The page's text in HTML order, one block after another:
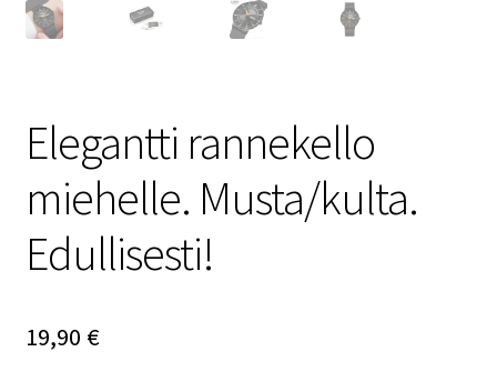
Elegantti rannekello
miehelle. Musta/kulta.
Edullisesti!
19,90 €